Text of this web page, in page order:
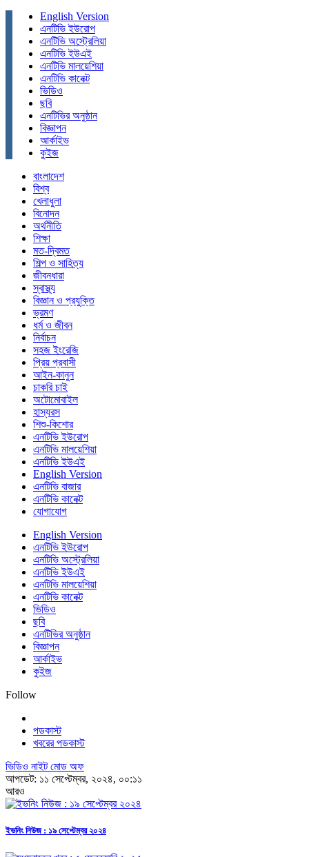
English Version
এনটিভি ইউরোপ
এনটিভি অস্ট্রেলিয়া
এনটিভি ইউএই
এনটিভি মালয়েশিয়া
এনটিভি কানেক্ট
ভিডিও
ছবি
এনটিভির অনুষ্ঠান
বিজ্ঞাপন
আর্কাইভ
কুইজ
বাংলাদেশ
বিশ্ব
খেলাধুলা
বিনোদন
অর্থনীতি
শিক্ষা
মত-দ্বিমত
শিল্প ও সাহিত্য
জীবনধারা
স্বাস্থ্য
বিজ্ঞান ও প্রযুক্তি
ভ্রমণ
ধর্ম ও জীবন
নির্বাচন
সহজ ইংরেজি
প্রিয় প্রবাসী
আইন-কানুন
চাকরি চাই
অটোমোবাইল
হাস্যরস
শিশু-কিশোর
এনটিভি ইউরোপ
এনটিভি মালয়েশিয়া
এনটিভি ইউএই
English Version
এনটিভি বাজার
এনটিভি কানেক্ট
যোগাযোগ
English Version
এনটিভি ইউরোপ
এনটিভি অস্ট্রেলিয়া
এনটিভি ইউএই
এনটিভি মালয়েশিয়া
এনটিভি কানেক্ট
ভিডিও
ছবি
এনটিভির অনুষ্ঠান
বিজ্ঞাপন
আর্কাইভ
কুইজ
Follow
পডকাস্ট
খবরের পডকাস্ট
ভিডিও নাইট মোড অফ
আপডেট: ১১ সেপ্টেম্বর, ২০২৪, ০০:১১
আরও
ইভনিং নিউজ : ১৯ সেপ্টেম্বর ২০২৪